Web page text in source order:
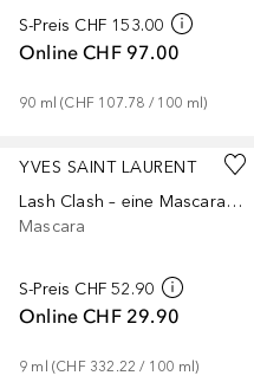
S-Preis CHF 153.00
Online CHF 97.00
90 ml (CHF 107.78 / 100 ml)
YVES SAINT LAURENT
Lash Clash – eine Mascara, die den Wimpern extremes Volumen verleiht
Mascara
S-Preis CHF 52.90
Online CHF 29.90
9 ml (CHF 332.22 / 100 ml)
+1